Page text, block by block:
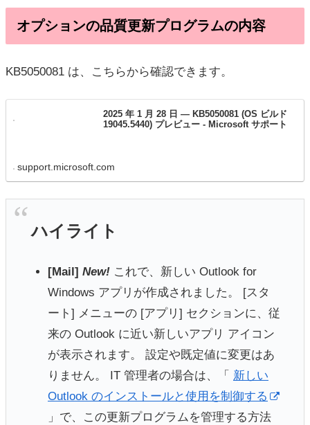
オプションの品質更新プログラムの内容
KB5050081 は、こちらから確認できます。
2025 年 1 月 28 日 — KB5050081 (OS ビルド
19045.5440) プレビュー - Microsoft サポート
support.microsoft.com
ハイライト
[Mail] New! これで、新しい Outlook for
Windows アプリが作成されました。 [スタ
ート] メニューの [アプリ] セクションに、従
来の Outlook に近い新しいアプリ アイコン
が表示されます。 設定や既定値に変更はあ
りません。 IT 管理者の場合は、「 新しい
Outlook のインストールと使用を制御する
」で、この更新プログラムを管理する方法